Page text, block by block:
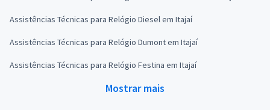
Assistências Técnicas para Relógio Diesel em Itajaí
Assistências Técnicas para Relógio Dumont em Itajaí
Assistências Técnicas para Relógio Festina em Itajaí
Mostrar mais